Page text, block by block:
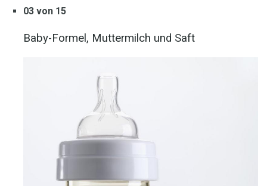
03 von 15
Baby-Formel, Muttermilch und Saft